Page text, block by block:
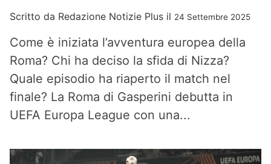
Scritto da Redazione Notizie Plus il 24 Settembre 2025
Come è iniziata l’avventura europea della
Roma? Chi ha deciso la sfida di Nizza?
Quale episodio ha riaperto il match nel
finale? La Roma di Gasperini debutta in
UEFA Europa League con una...